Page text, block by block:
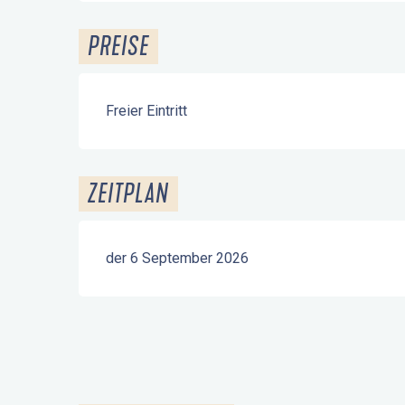
PREISE
Freier Eintritt
ZEITPLAN
der 6 September 2026